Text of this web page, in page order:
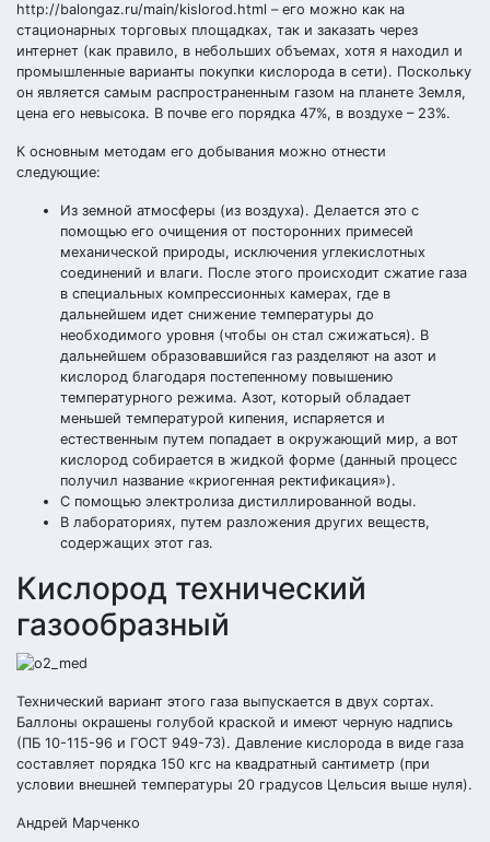
http://balongaz.ru/main/kislorod.html – его можно как на
стационарных торговых площадках, так и заказать через
интернет (как правило, в небольших объемах, хотя я находил и
промышленные варианты покупки кислорода в сети). Поскольку
он является самым распространенным газом на планете Земля,
цена его невысока. В почве его порядка 47%, в воздухе – 23%.
К основным методам его добывания можно отнести
следующие:
Из земной атмосферы (из воздуха). Делается это с
помощью его очищения от посторонних примесей
механической природы, исключения углекислотных
соединений и влаги. После этого происходит сжатие газа
в специальных компрессионных камерах, где в
дальнейшем идет снижение температуры до
необходимого уровня (чтобы он стал сжижаться). В
дальнейшем образовавшийся газ разделяют на азот и
кислород благодаря постепенному повышению
температурного режима. Азот, который обладает
меньшей температурой кипения, испаряется и
естественным путем попадает в окружающий мир, а вот
кислород собирается в жидкой форме (данный процесс
получил название «криогенная ректификация»).
С помощью электролиза дистиллированной воды.
В лабораториях, путем разложения других веществ,
содержащих этот газ.
Кислород технический
газообразный
Технический вариант этого газа выпускается в двух сортах.
Баллоны окрашены голубой краской и имеют черную надпись
(ПБ 10-115-96 и ГОСТ 949-73). Давление кислорода в виде газа
составляет порядка 150 кгс на квадратный сантиметр (при
условии внешней температуры 20 градусов Цельсия выше нуля).
Андрей Марченко